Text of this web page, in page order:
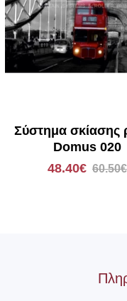
Σύστημα σκίασης
Domus 020
48.40€ 60.50€